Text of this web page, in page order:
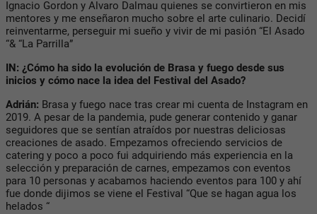
Ignacio Gordon y Alvaro Dalmau quienes se convirtieron en mis
mentores y me enseñaron mucho sobre el arte culinario. Decidí
reinventarme, perseguir mi sueño y vivir de mi pasión “El Asado
“& “La Parrilla”
IN: ¿Cómo ha sido la evolución de Brasa y fuego desde sus
inicios y cómo nace la idea del Festival del Asado?
Adrián: Brasa y fuego nace tras crear mi cuenta de Instagram en
2019. A pesar de la pandemia, pude generar contenido y ganar
seguidores que se sentían atraídos por nuestras deliciosas
creaciones de asado. Empezamos ofreciendo servicios de
catering y poco a poco fui adquiriendo más experiencia en la
selección y preparación de carnes, empezamos con eventos
para 10 personas y acabamos haciendo eventos para 100 y ahí
fue donde dijimos se viene el Festival “Que se hagan agua los
helados “